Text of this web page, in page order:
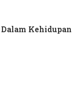
Kehidupan